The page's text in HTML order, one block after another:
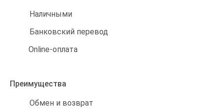
Наличными
Банковский перевод
Online-оплата
Преимущества
Обмен и возврат